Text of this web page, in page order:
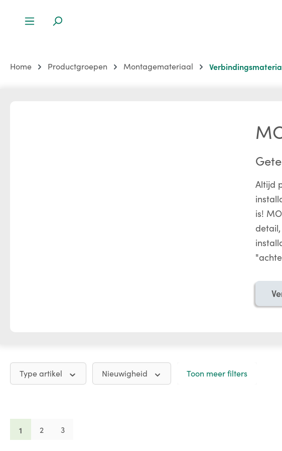
Home Productgroepen Montagemateriaal
Altijd
is!
Type artikel Nieuwigheid Toon meer filters
Pagina
1 Pagina
2 Pagina
3